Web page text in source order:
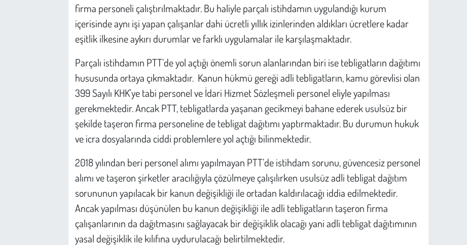
firma personeli çalıştırılmaktadır. Bu haliyle parçalı istihdamın uygulandığı kurum
içerisinde aynı işi yapan çalışanlar dahi ücretli yıllık izinlerinden aldıkları ücretlere kadar
eşitlik ilkesine aykırı durumlar ve farklı uygulamalar ile karşılaşmaktadır.
Parçalı istihdamın PTT’de yol açtığı önemli sorun alanlarından biri ise tebligatların dağıtımı
hususunda ortaya çıkmaktadır. Kanun hükmü gereği adli tebligatların, kamu görevlisi olan
399 Sayılı KHK'ye tabi personel ve İdari Hizmet Sözleşmeli personel eliyle yapılması
gerekmektedir. Ancak PTT, tebligatlarda yaşanan gecikmeyi bahane ederek usulsüz bir
şekilde taşeron firma personeline de tebligat dağıtımı yaptırmaktadır. Bu durumun hukuk
ve icra dosyalarında ciddi problemlere yol açtığı bilinmektedir.
2018 yılından beri personel alımı yapılmayan PTT’de istihdam sorunu, güvencesiz personel
alımı ve taşeron şirketler aracılığıyla çözülmeye çalışılırken usulsüz adli tebligat dağıtım
sorununun yapılacak bir kanun değişikliği ile ortadan kaldırılacağı iddia edilmektedir.
Ancak yapılması düşünülen bu kanun değişikliği ile adli tebligatların taşeron firma
çalışanlarının da dağıtmasını sağlayacak bir değişiklik olacağı yani adli tebligat dağıtımının
yasal değişiklik ile kılıfına uydurulacağı belirtilmektedir.